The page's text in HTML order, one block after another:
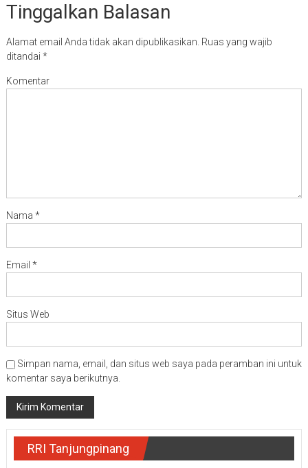
Tinggalkan Balasan
Alamat email Anda tidak akan dipublikasikan. Ruas yang wajib
ditandai *
Komentar
Nama *
Email *
Situs Web
Simpan nama, email, dan situs web saya pada peramban ini untuk
komentar saya berikutnya.
RRI Tanjungpinang